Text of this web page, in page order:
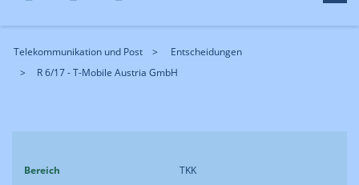
Telekommunikation und Post
Entscheidungen
R 6/17 - T-Mobile Austria GmbH
Bereich
TKK